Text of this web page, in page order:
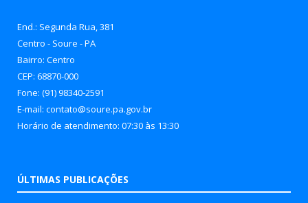
End.: Segunda Rua, 381
Centro - Soure - PA
Bairro: Centro
CEP: 68870-000
Fone: (91) 98340-2591
E-mail: contato@soure.pa.gov.br
Horário de atendimento: 07:30 às 13:30
ÚLTIMAS PUBLICAÇÕES